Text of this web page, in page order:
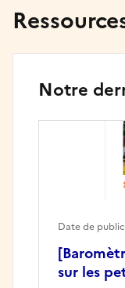
Notre
sur les
Date de